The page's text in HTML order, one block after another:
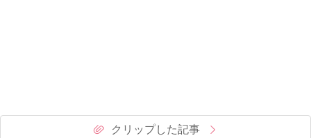
クリップした記事